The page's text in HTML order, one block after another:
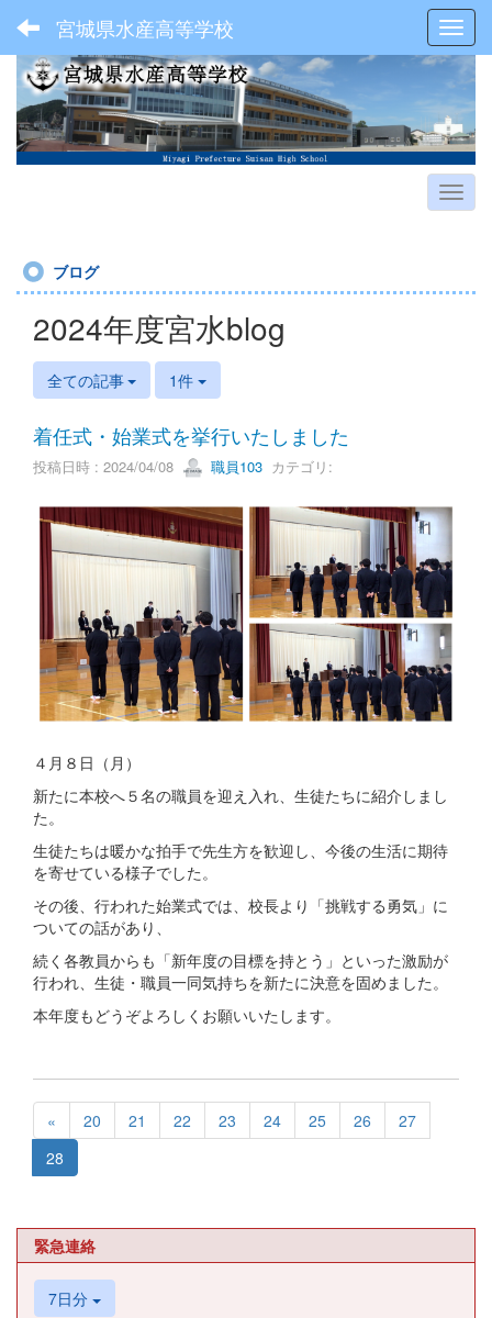
宮城県水産高等学校
ブログ
2024年度宮水blog
全ての記事 1件
着任式・始業式を挙行いたしました
投稿日時 : 2024/04/08 職員103 カテゴリ:
４月８日（月）
新たに本校へ５名の職員を迎え入れ、生徒たちに紹介しまし
た。
生徒たちは暖かな拍手で先生方を歓迎し、今後の生活に期待
を寄せている様子でした。
その後、行われた始業式では、校長より「挑戦する勇気」に
ついての話があり、
続く各教員からも「新年度の目標を持とう」といった激励が
行われ、生徒・職員一同気持ちを新たに決意を固めました。
本年度もどうぞよろしくお願いいたします。
« 20 21 22 23 24 25 26
27
28
緊急連絡
7日分